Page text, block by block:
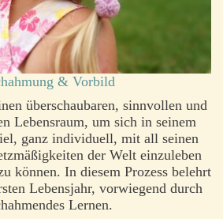
& Vorbild
überschaubaren, sinnvollen und
Lebensraum, um sich in seinem
ganz individuell, mit all seinen
der Welt einzuleben
können. In diesem Prozess belehrt
Lebensjahr, vorwiegend durch
Lernen.